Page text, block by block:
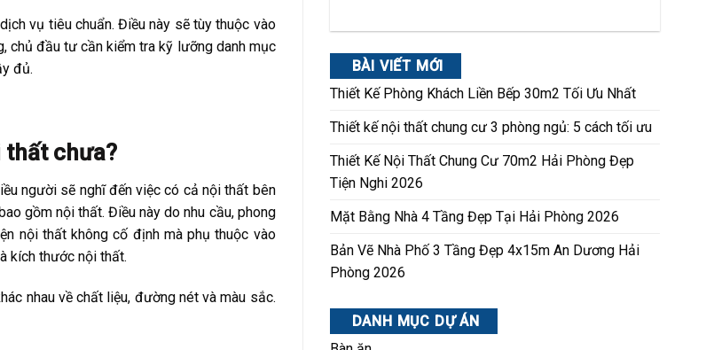
vụ tiêu chuẩn. Điều này sẽ tùy thuộc vào
chủ đầu tư cần kiểm tra kỹ lưỡng danh mục
đủ.
thất chưa?
người sẽ nghĩ đến việc có cả nội thất bên
gồm nội thất. Điều này do nhu cầu, phong
nội thất không cố định mà phụ thuộc vào
kích thước nội thất.
nhau về chất liệu, đường nét và màu sắc.
BÀI VIẾT MỚI
Thiết Kế Phòng Khách Liền Bếp 30m2 Tối Ưu Nhất
Thiết kế nội thất chung cư 3 phòng ngủ: 5 cách tối ưu
Thiết Kế Nội Thất Chung Cư 70m2 Hải Phòng Đẹp
Tiện Nghi 2026
Mặt Bằng Nhà 4 Tầng Đẹp Tại Hải Phòng 2026
Bản Vẽ Nhà Phố 3 Tầng Đẹp 4x15m An Dương Hải
Phòng 2026
DANH MỤC DỰ ÁN